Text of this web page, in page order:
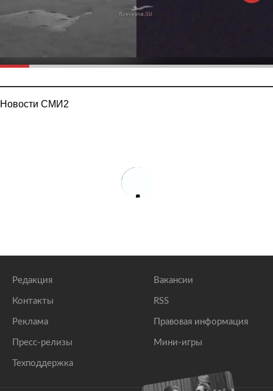
Новости СМИ2
Редакция
Контакты
Реклама
Пресс-релизы
Техподдержка
Вакансии
RSS
Правовая информация
Мини-игры